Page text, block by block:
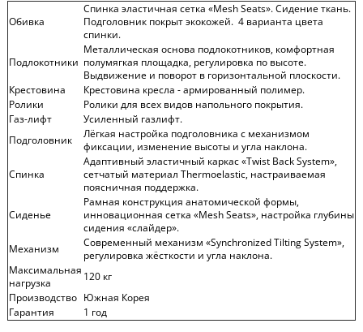
Обивка
Спинка эластичная сетка «Mesh Seats». Сидение ткань.
Подголовник покрыт экокожей. 4 варианта цвета
спинки.
Подлокотники
Металлическая основа подлокотников, комфортная
полумягкая площадка, регулировка по высоте.
Выдвижение и поворот в горизонтальной плоскости.
Крестовина
Крестовина кресла - армированный полимер.
Ролики
Ролики для всех видов напольного покрытия.
Газ-лифт
Усиленный газлифт.
Подголовник
Лёгкая настройка подголовника с механизмом
фиксации, изменение высоты и угла наклона.
Спинка
Адаптивный эластичный каркас «Twist Back System»,
сетчатый материал Thermoelastic, настраиваемая
поясничная поддержка.
Сиденье
Рамная конструкция анатомической формы,
инновационная сетка «Mesh Seats», настройка глубины
сидения «слайдер».
Механизм
Современный механизм «Synchronized Tilting System»,
регулировка жёсткости и угла наклона.
Максимальная
нагрузка
120 кг
Производство Южная Корея
Гарантия
1 год